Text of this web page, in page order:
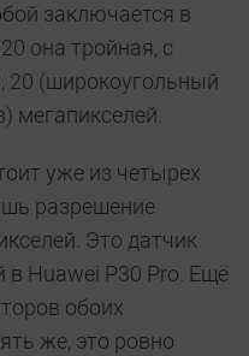
заключается в
она тройная, с
20 (широкоугольный
мегапикселей.
уже из четырех
разрешение
Это датчик
в Huawei P30 Pro. Ещё
обоих
же, это ровно